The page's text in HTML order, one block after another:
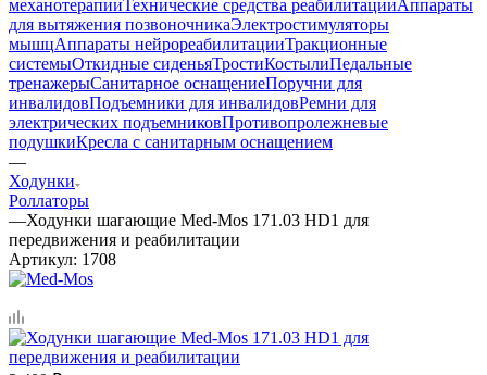
механотерапииТехнические средства реабилитацииАппараты
для вытяжения позвоночникаЭлектростимуляторы
мышцАппараты нейрореабилитацииТракционные
системыОткидные сиденьяТростиКостылиПедальные
тренажерыСанитарное оснащениеПоручни для
инвалидовПодъемники для инвалидовРемни для
электрических подъемниковПротивопролежневые
подушкиКресла с санитарным оснащением
—
Ходунки
Роллаторы
—Ходунки шагающие Med-Mos 171.03 HD1 для
передвижения и реабилитации
Артикул: 1708